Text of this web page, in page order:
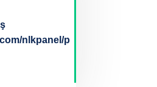
nlkpanel/projeler/7/edit#lang-